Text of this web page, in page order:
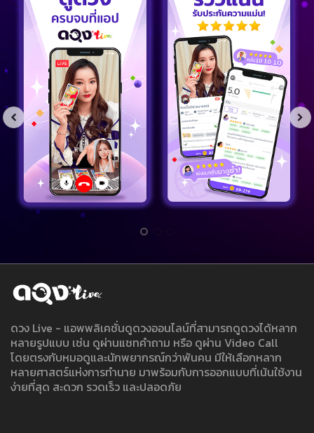
ดวง Live - แอพพลิเคชั่นดูดวงออนไลน์ที่สามารถดูดวงได้หลาก
หลายรูปแบบ เช่น ดูผ่านแชทคำถาม หรือ ดูผ่าน Video Call
โดยตรงกับหมอดูและนักพยากรณ์กว่าพันคน มีให้เลือกหลาก
หลายศาสตร์แห่งการทำนาย มาพร้อมกับการออกแบบที่เน้นใช้งาน
ง่ายที่สุด สะดวก รวดเร็ว และปลอดภัย